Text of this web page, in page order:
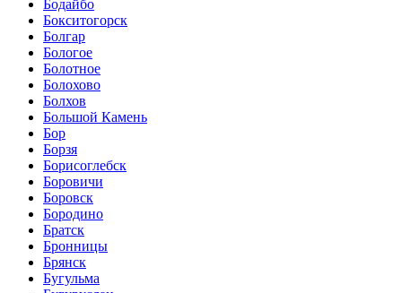
Бодайбо
Бокситогорск
Болгар
Бологое
Болотное
Болохово
Болхов
Большой Камень
Бор
Борзя
Борисоглебск
Боровичи
Боровск
Бородино
Братск
Бронницы
Брянск
Бугульма